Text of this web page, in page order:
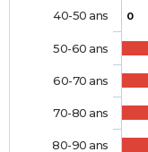
0
40-50 ans
50-60 ans
60-70 ans
70-80 ans
80-90 ans